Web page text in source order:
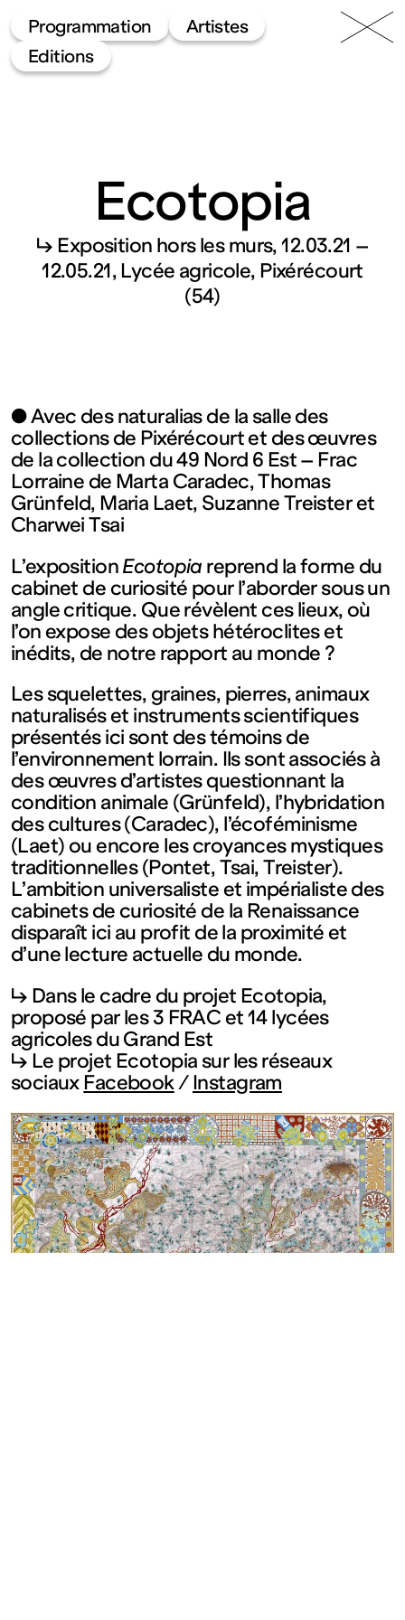
49 Nord
6 Est
Frac
Lorraine
Fonds
régional
contemporain
de
Lorraine
1 bis, rue
des
Trinitaires
57000
Metz
Fermé
Entrée
gratuite
Mar – Ven
: 14h – 18h
Sam – Dim
: 11h – 19h
Menu
Programmation
Artistes
Editions
Ecotopia
↳ Exposition hors les murs 12.03.21 –
12.05.21 Lycée agricole, Pixérécourt
(54)
● Avec des naturalias de la salle des
collections de Pixérécourt et des œuvres
de la collection du 49 Nord 6 Est – Frac
Lorraine de Marta Caradec, Thomas
Grünfeld, Maria Laet, Suzanne Treister et
Charwei Tsai
L’expositionEcotopia reprend la forme du
cabinet de curiosité pour l’aborder sous un
angle critique. Que révèlent ces lieux, où
l’on expose des objets hétéroclites et
inédits, de notre rapport au monde ?
Les squelettes, graines, pierres, animaux
naturalisés et instruments scientifiques
présentés ici sont des témoins de
l’environnement lorrain. Ils sont associés à
des œuvres d’artistes questionnant la
condition animale (Grünfeld), l’hybridation
des cultures (Caradec), l’écoféminisme
(Laet) ou encore les croyances mystiques
traditionnelles (Pontet, Tsai, Treister).
L’ambition universaliste et impérialiste des
cabinets de curiosité de la Renaissance
disparaît ici au profit de la proximité et
d’une lecture actuelle du monde.
↳ Dans le cadre du projet Ecotopia,
proposé par les 3 FRAC et 14 lycées
agricoles du Grand Est
↳ Le projet Ecotopia sur les réseaux
sociauxFacebook/Instagram